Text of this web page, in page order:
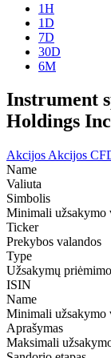
1H
1D
7D
30D
6M
Instrument
Holdings Inc
Akcijos Akcijos
Name
Valiuta
Simbolis
Minimali užsakymo
Ticker
Prekybos valandos
Type
Užsakymų
ISIN
Name
Minimali užsakymo
Aprašymas
Maksimali